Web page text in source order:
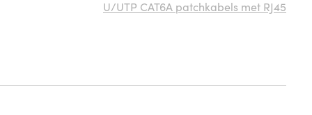
U/UTP CAT6A patchkabels met RJ45